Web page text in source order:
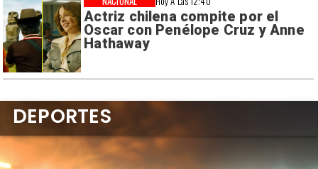
Actriz chilena compite por el
Oscar con Penélope Cruz y Anne
Hathaway
DEPORTES